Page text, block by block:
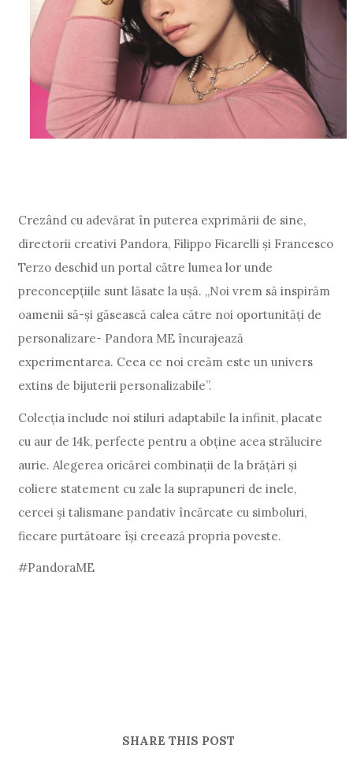
Crezând cu adevărat în puterea exprimării de sine,
directorii creativi Pandora, Filippo Ficarelli și Francesco
Terzo deschid un portal către lumea lor unde
preconcepțiile sunt lăsate la ușă. „Noi vrem să inspirăm
oamenii să-și găsească calea către noi oportunități de
personalizare- Pandora ME încurajează
experimentarea. Ceea ce noi creăm este un univers
extins de bijuterii personalizabile”.
Colecția include noi stiluri adaptabile la infinit, placate
cu aur de 14k, perfecte pentru a obține acea strălucire
aurie. Alegerea oricărei combinații de la brățări și
coliere statement cu zale la suprapuneri de inele,
cercei și talismane pandativ încărcate cu simboluri,
fiecare purtătoare își creează propria poveste.
#PandoraME
SHARE THIS POST